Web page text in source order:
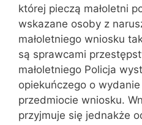
której pieczą małoletni
wskazane osoby z
małoletniego wniosku
są sprawcami
małoletniego Policja
opiekuńczego o
przedmiocie wniosku.
przyjmuje się jednakże